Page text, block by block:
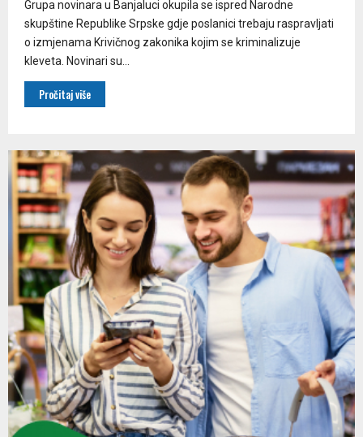
Grupa novinara u Banjaluci okupila se ispred Narodne
skupštine Republike Srpske gdje poslanici trebaju raspravljati
o izmjenama Krivičnog zakonika kojim se kriminalizuje
kleveta. Novinari su...
Pročitaj više